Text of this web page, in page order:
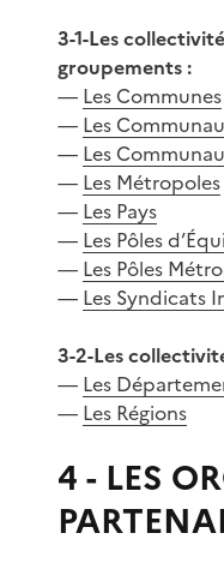
3-1-Les
groupements :
— Les Communes
— Les
— Les
— Les Métropoles
— Les Pays
— Les Pôles
— Les Pôles
— Les Syndicats
3-2-Les
— Les
— Les Régions
4 - LES